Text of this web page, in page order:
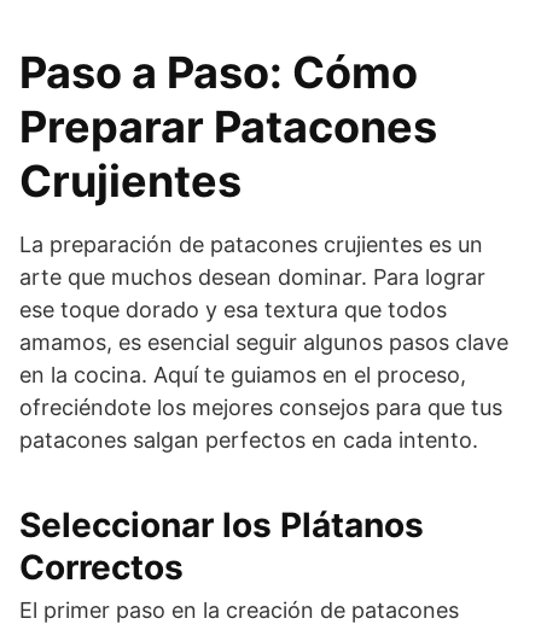
Paso a Paso: Cómo
Preparar Patacones
Crujientes
La preparación de patacones crujientes es un
arte que muchos desean dominar. Para lograr
ese toque dorado y esa textura que todos
amamos, es esencial seguir algunos pasos clave
en la cocina. Aquí te guiamos en el proceso,
ofreciéndote los mejores consejos para que tus
patacones salgan perfectos en cada intento.
Seleccionar los Plátanos
Correctos
El primer paso en la creación de patacones